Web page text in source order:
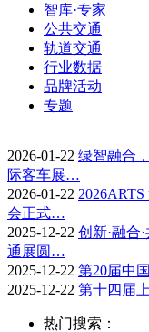
智库·专家
公共交通
轨道交通
行业数据
品牌活动
专题
2026-01-22 绿智融合
际客车展…
2026-01-22
会正式…
2025-12-22 创新·融合
通展圆…
2025-12-22 第20届中
2025-12-22 第十四届
热门搜索：